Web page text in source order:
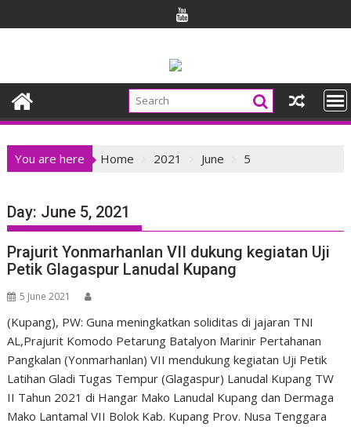
to
You are here Home 2021 June 5
Day: June 5, 2021
Prajurit Yonmarhanlan VII dukung kegiatan Uji
Petik Glagaspur Lanudal Kupang
5 June 2021
(Kupang), PW: Guna meningkatkan soliditas di jajaran TNI
AL,Prajurit Komodo Petarung Batalyon Marinir Pertahanan
Pangkalan (Yonmarhanlan) VII mendukung kegiatan Uji Petik
Latihan Gladi Tugas Tempur (Glagaspur) Lanudal Kupang TW
II Tahun 2021 di Hangar Mako Lanudal Kupang dan Dermaga
Mako Lantamal VII Bolok Kab. Kupang Prov. Nusa Tenggara